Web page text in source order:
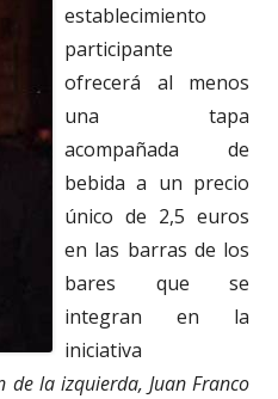
establecimiento
participante
ofrecerá al menos
una tapa
acompañada de
bebida a un precio
único de 2,5 euros
en las barras de los
bares que se
integran en la
iniciativa
de la izquierda, Juan Franco